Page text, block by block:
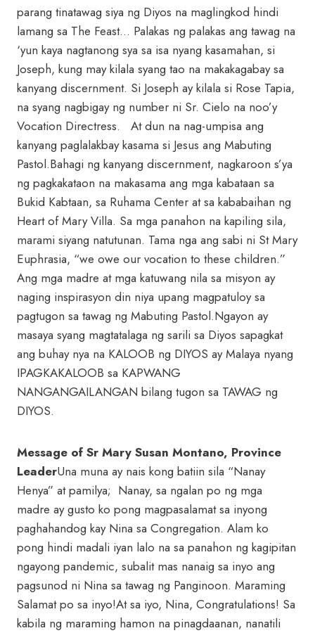
parang tinatawag siya ng Diyos na maglingkod hindi
lamang sa The Feast… Palakas ng palakas ang tawag na
‘yun kaya nagtanong sya sa isa nyang kasamahan, si
Joseph, kung may kilala syang tao na makakagabay sa
kanyang discernment. Si Joseph ay kilala si Rose Tapia,
na syang nagbigay ng number ni Sr. Cielo na noo’y
Vocation Directress. At dun na nag-umpisa ang
kanyang paglalakbay kasama si Jesus ang Mabuting
Pastol.Bahagi ng kanyang discernment, nagkaroon s’ya
ng pagkakataon na makasama ang mga kabataan sa
Bukid Kabtaan, sa Ruhama Center at sa kababaihan ng
Heart of Mary Villa. Sa mga panahon na kapiling sila,
marami siyang natutunan. Tama nga ang sabi ni St Mary
Euphrasia, “we owe our vocation to these children.”
Ang mga madre at mga katuwang nila sa misyon ay
naging inspirasyon din niya upang magpatuloy sa
pagtugon sa tawag ng Mabuting Pastol.Ngayon ay
masaya syang magtatalaga ng sarili sa Diyos sapagkat
ang buhay nya na KALOOB ng DIYOS ay Malaya nyang
IPAGKAKALOOB sa KAPWANG
NANGANGAILANGAN bilang tugon sa TAWAG ng
DIYOS.
Message of Sr Mary Susan Montano, Province
LeaderUna muna ay nais kong batiin sila “Nanay
Henya” at pamilya; Nanay, sa ngalan po ng mga
madre ay gusto ko pong magpasalamat sa inyong
paghahandog kay Nina sa Congregation. Alam ko
pong hindi madali iyan lalo na sa panahon ng kagipitan
ngayong pandemic, subalit mas nanaig sa inyo ang
pagsunod ni Nina sa tawag ng Panginoon. Maraming
Salamat po sa inyo!At sa iyo, Nina, Congratulations! Sa
kabila ng maraming hamon na pinagdaanan, nanatili